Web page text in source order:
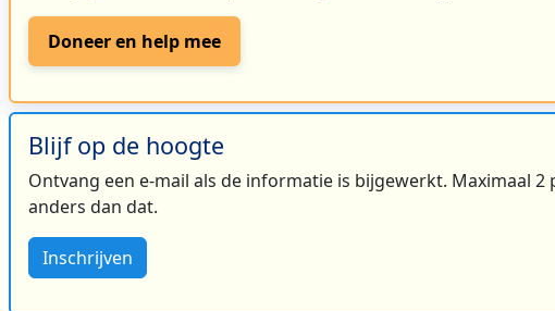
Doneer en help mee
Blijf op de hoogte
Ontvang een e-mail als de informatie is bijgewerkt. Maximaal 2
anders dan dat.
Inschrijven